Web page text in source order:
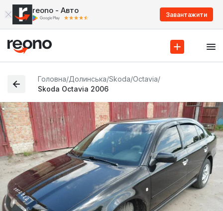
reono - Авто Завантажити
Головна/Долинська/Skoda/Octavia/
Skoda Octavia 2006